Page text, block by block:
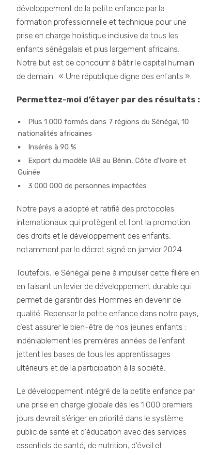
développement de la petite enfance par la
formation professionnelle et technique pour une
prise en charge holistique inclusive de tous les
enfants sénégalais et plus largement africains.
Notre but est de concourir à bâtir le capital humain
de demain : « Une république digne des enfants ».
Permettez-moi d’étayer par des résultats :
Plus 1 000 formés dans 7 régions du Sénégal, 10
nationalités africaines
Insérés à 90 %
Export du modèle IAB au Bénin, Côte d’Ivoire et
Guinée
3 000 000 de personnes impactées
Notre pays a adopté et ratifié des protocoles
internationaux qui protègent et font la promotion
des droits et le développement des enfants,
notamment par le décret signé en janvier 2024.
Toutefois, le Sénégal peine à impulser cette filière en
en faisant un levier de développement durable qui
permet de garantir des Hommes en devenir de
qualité. Repenser la petite enfance dans notre pays,
c’est assurer le bien-être de nos jeunes enfants :
indéniablement les premières années de l’enfant
jettent les bases de tous les apprentissages
ultérieurs et de la participation à la société.
Le développement intégré de la petite enfance par
une prise en charge globale dès les 1 000 premiers
jours devrait s’ériger en priorité dans le système
public de santé et d’éducation avec des services
essentiels de santé, de nutrition, d’éveil et